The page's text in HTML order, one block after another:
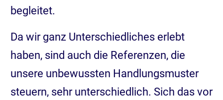
begleitet.
Da wir ganz Unterschiedliches erlebt
haben, sind auch die Referenzen, die
unsere unbewussten Handlungsmuster
steuern, sehr unterschiedlich. Sich das vor